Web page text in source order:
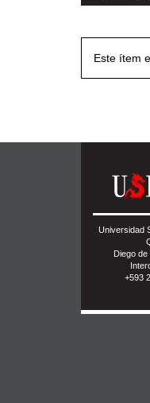
Este ítem
Universidad
Diego
+593